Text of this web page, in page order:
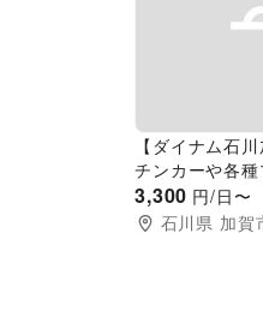
【ダイナム石
チンカーや各
での出店に最適
のイベントス
3,300 円/日〜
石川県 加賀